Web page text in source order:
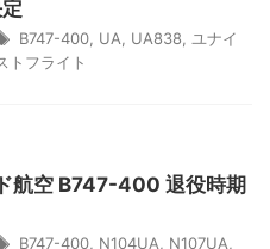
B747-400 UA UA838
ユナイ
トフライト
航空 B747-400 退役時期
B747-400 N104UA N107UA